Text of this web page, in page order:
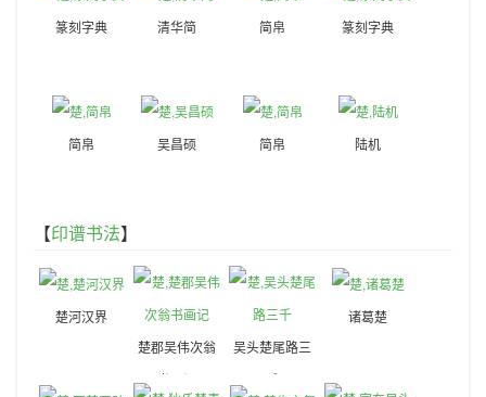
篆刻字典 清华简 简帛 篆刻字典
简帛 吴昌硕 简帛 陆机
【印谱书法】
楚河汉界
楚郡吴伟次翁
书画记
吴头楚尾路三
千
诸葛楚